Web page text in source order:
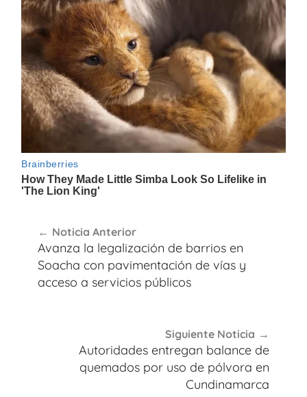
de
entradas
Noticia Anterior
Avanza la legalización de barrios en
Soacha con pavimentación de vías y
acceso a servicios públicos
Siguiente Noticia
Autoridades entregan balance de
quemados por uso de pólvora en
Cundinamarca